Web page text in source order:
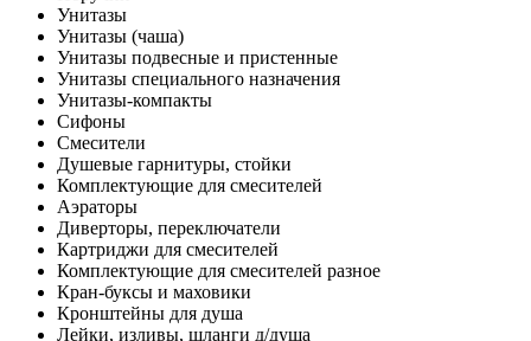
Унитазы
Унитазы (чаша)
Унитазы подвесные и пристенные
Унитазы специального назначения
Унитазы-компакты
Сифоны
Смесители
Душевые гарнитуры, стойки
Комплектующие для смесителей
Аэраторы
Диверторы, переключатели
Картриджи для смесителей
Комплектующие для смесителей разное
Кран-буксы и маховики
Кронштейны для душа
Лейки, изливы, шланги д/душа